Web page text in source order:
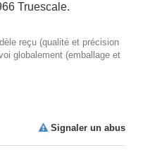
Truescale.
reçu (qualité et précision
globalement (emballage et
Signaler un abus